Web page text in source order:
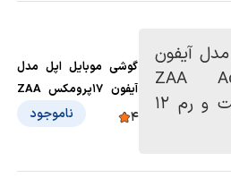
گوشی موبایل اپل مدل
آیفون 17پرومکس ZAA
Active ظرفیت 256
4 ناموجود